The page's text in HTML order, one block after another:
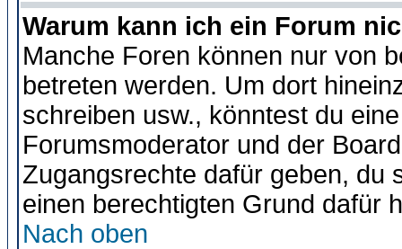
Warum kann ich ein Forum
Manche Foren können nur von
betreten werden. Um dort
schreiben usw., könntest du
Forumsmoderator und der
Zugangsrechte dafür geben, du
einen berechtigten Grund dafür
Nach oben